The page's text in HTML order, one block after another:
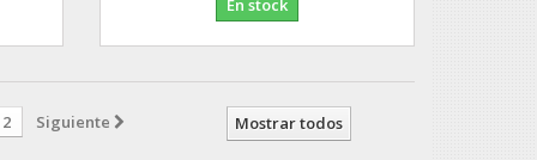
Mostrar todos
2 Siguiente